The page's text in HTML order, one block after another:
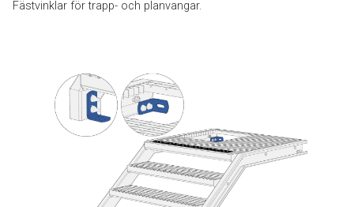
Fästvinklar för trapp- och planvangar.